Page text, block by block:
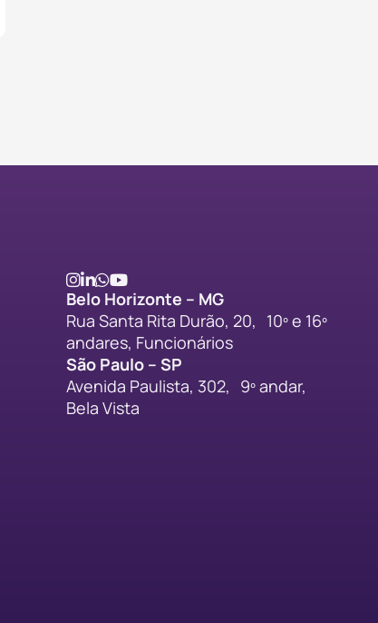
Belo Horizonte – MG
Rua Santa Rita Durão, 20, 10º e 16º
andares, Funcionários
São Paulo – SP
Avenida Paulista, 302, 9º andar,
Bela Vista